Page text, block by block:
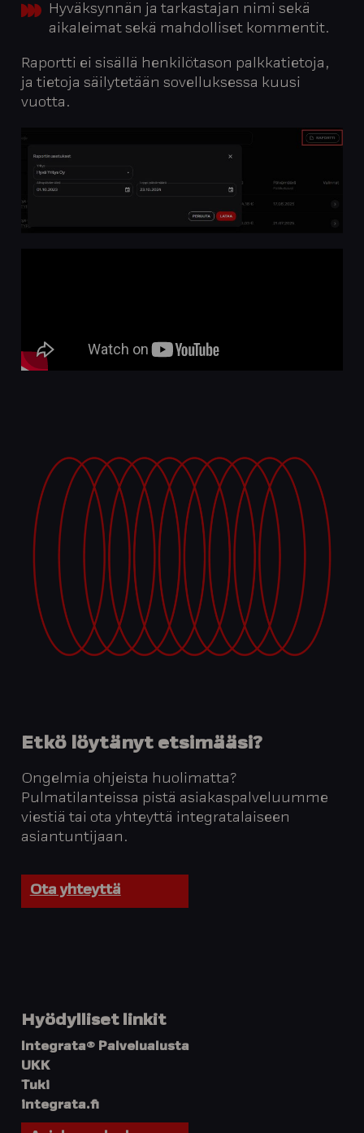
Hyväksynnän ja tarkastajan nimi sekä
aikaleimat sekä mahdolliset kommentit.
Raportti ei sisällä henkilötason palkkatietoja,
ja tietoja säilytetään sovelluksessa kuusi
vuotta.
Etkö löytänyt etsimääsi?
Ongelmia ohjeista huolimatta?
Pulmatilanteissa pistä asiakaspalveluumme
viestiä tai ota yhteyttä integratalaiseen
asiantuntijaan.
Ota yhteyttä
Hyödylliset linkit
Integrata® Palvelualusta
UKK
Tuki
integrata.fi